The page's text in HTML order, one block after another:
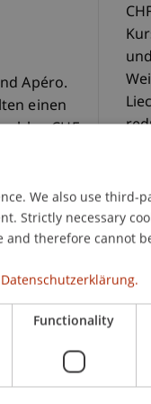
Apéro.
einen
CHF
15
We also use third-
Strictly necessary
therefore cannot
Datenschutzerklärung.
Functionality